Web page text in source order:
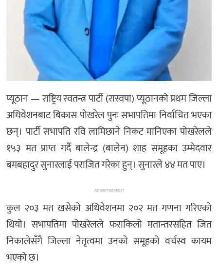
प्यूठान — राष्ट्रिय स्वतन्त्र पार्टी (रास्वपा) प्यूठानको प्रथम जिल्ला
अधिवेशनबाट बिकास पोखरेल पुनः सभापतिमा निर्वाचित भएका
छन्। पार्टी सभापति रवि लामिछाने निकट मानिएका पोखरेलले
१५३ मत प्राप्त गर्दै बालेन्द्र (बालेन) शाह समूहका उम्मेदवार
बमबहादुर सुनारलाई पराजित गरेका हुन्। सुनारले ४४ मत पाए।
ADVERTISEMENT
कुल २०३ मत खसेको अधिवेशनमा २०२ मत गणना गरिएको
थियो। सभापतिमा पोखरेलले फराकिलो मतान्तरसहित जित
निकालेसँगै जिल्ला नेतृत्वमा उनको समूहको वर्चस्व कायम
भएको छ।